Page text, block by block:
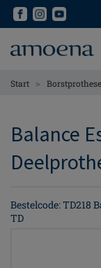
Skip
content
Skip
content
Start >
Balance
Bestelcode: TD218
TD